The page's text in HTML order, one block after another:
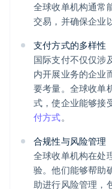
全球收单机构通常
交易，并确保企业
支付方式的多样性
国际支付不仅仅涉
内开展业务的企业
要考量。全球收单
式，使企业能够接
付方式。
合规性与风险管理
全球收单机构在处
验。他们能够帮助
助进行风险管理，